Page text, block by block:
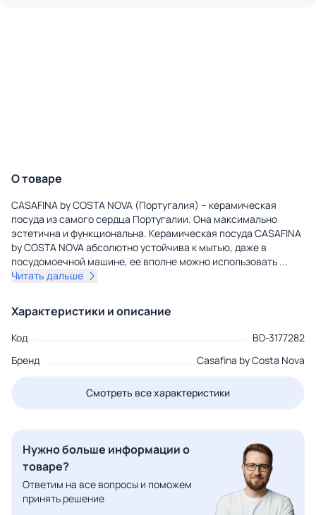
О товаре
CASAFINA by COSTA NOVA (Португалия) – керамическая
посуда из самого сердца Португалии. Она максимально
эстетична и функциональна. Керамическая посуда CASAFINA
by COSTA NOVA абсолютно устойчива к мытью, даже в
посудомоечной машине, ее вполне можно использовать ...
Читать дальше
Характеристики и описание
Код
BD-3177282
Бренд
Casafina by Costa Nova
Смотреть все характеристики
Нужно больше информации о
товаре?
Ответим на все вопросы и поможем
принять решение